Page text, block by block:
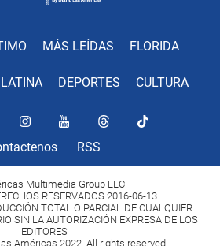
MÁS LEÍDAS FLORIDA
DEPORTES CULTURA
RSS
Multimedia Group LLC.
RESERVADOS 2016-06-13
TOTAL O PARCIAL DE CUALQUIER
SIN LA AUTORIZACIÓN EXPRESA DE LOS
EDITORES
Américas 2022. All rights reserved